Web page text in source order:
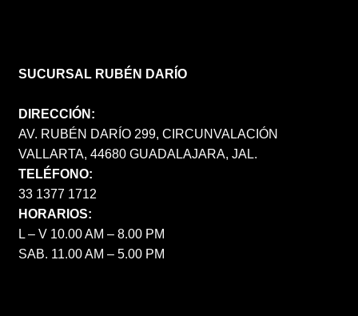
SUCURSAL RUBÉN DARÍO
DIRECCIÓN:
AV. RUBÉN DARÍO 299, CIRCUNVALACIÓN
VALLARTA, 44680 GUADALAJARA, JAL.
TELÉFONO:
33 1377 1712
HORARIOS:
L – V 10.00 AM – 8.00 PM
SAB. 11.00 AM – 5.00 PM